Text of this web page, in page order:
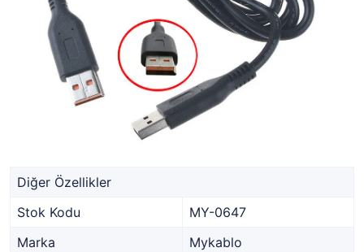
Diğer Özellikler
Stok Kodu
MY-0647
Marka
Mykablo